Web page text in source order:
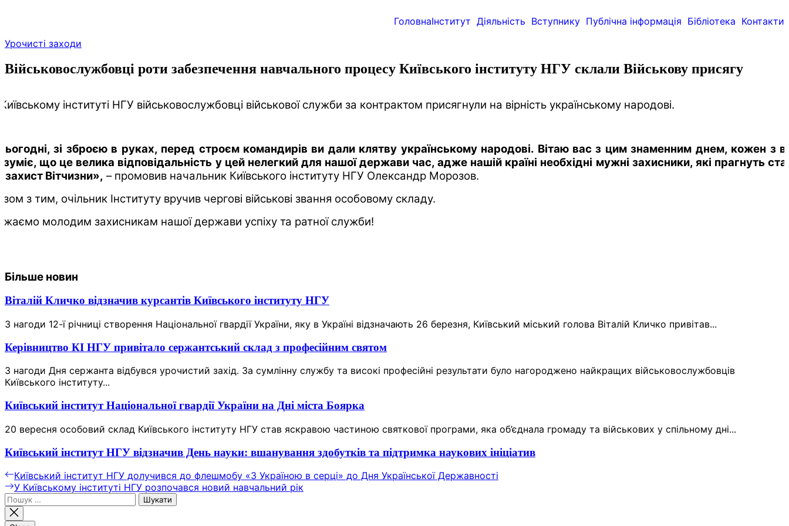
ГоловнаІнститут Діяльність Вступнику Публічна інформація Бібліотека Контакти
Skip
the
Урочисті заходи
Військовослужбовці роти забезпечення навчального процесу Київського інституту НГУ склали Військову присягу
інституті НГУ військовослужбовці військової служби за контрактом присягнули на вірність українському народові.
зі зброєю в руках, перед строєм командирів ви дали клятву українському народові. Вітаю вас з цим знаменним днем, кожен з
що це велика відповідальність у цей нелегкий для нашої держави час, адже нашій країні необхідні мужні захисники, які прагнуть
захист Вітчизни», – промовив начальник Київського інституту НГУ Олександр Морозов.
з тим, очільник Інституту вручив чергові військові звання особовому складу.
молодим захисникам нашої держави успіху та ратної служби!
Більше новин
Віталій Кличко відзначив курсантів Київського інституту НГУ
З нагоди 12-ї річниці створення Національної гвардії України, яку в Україні відзначають 26 березня, Київський міський голова Віталій Кличко привітав...
Керівництво КІ НГУ привітало сержантський склад з професійним святом
З нагоди Дня сержанта відбувся урочистий захід. За сумлінну службу та високі професійні результати було нагороджено найкращих військовослужбовців
Київського інституту...
Київський інститут Національної гвардії України на Дні міста Боярка
20 вересня особовий склад Київського інституту НГУ став яскравою частиною святкової програми, яка об’єднала громаду та військових у спільному дні...
Київський інститут НГУ відзначив День науки: вшанування здобутків та підтримка наукових ініціатив
Навігація
записів
Previous
post:
Київський інститут НГУ долучився до флешмобу «З Україною в серці» до Дня Української Державності
Next
post:
У Київському інституті НГУ розпочався новий навчальний рік
Пошук: